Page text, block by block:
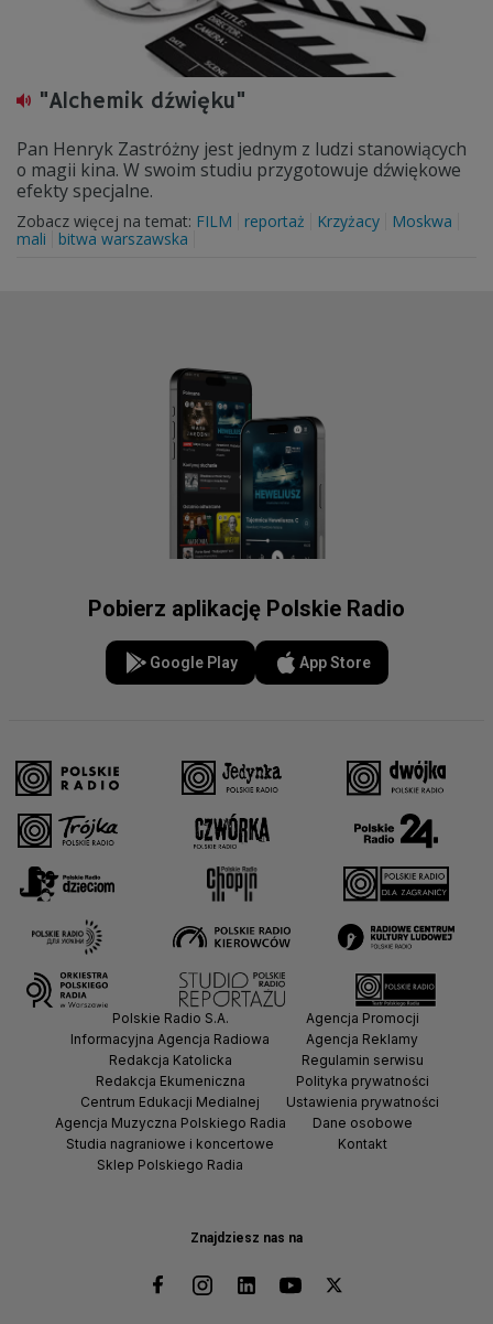
"Alchemik dźwięku"
Pan Henryk Zastróżny jest jednym z ludzi stanowiących
o magii kina. W swoim studiu przygotowuje dźwiękowe
efekty specjalne.
Zobacz więcej na temat: FILM reportaż Krzyżacy
Moskwa
mali
bitwa warszawska
Pobierz aplikację Polskie Radio
Google Play App Store
Znajdziesz nas na
Polskie Radio S.A.
Informacyjna Agencja Radiowa
Redakcja Katolicka
Redakcja Ekumeniczna
Centrum Edukacji Medialnej
Agencja Muzyczna Polskiego Radia
Studia nagraniowe i koncertowe
Sklep Polskiego Radia
Agencja Promocji
Agencja Reklamy
Regulamin serwisu
Polityka prywatności
Ustawienia prywatności
Dane osobowe
Kontakt